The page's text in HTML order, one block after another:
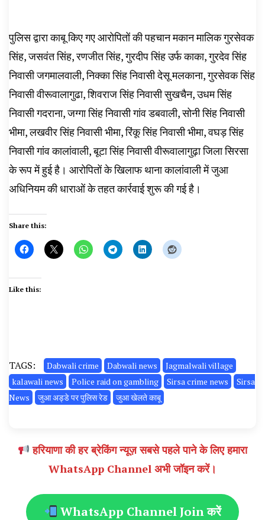
पुलिस द्वारा काबू किए गए आरोपितों की पहचान मकान मालिक गुरसेवक
सिंह, जसवंत सिंह, रणजीत सिंह, गुरदीप सिंह उर्फ काका, गुरदेव सिंह
निवासी जगमालवाली, निक्का सिंह निवासी देसू मलकाना, गुरसेवक सिंह
निवासी वीरूवालागुढा, शिवराज सिंह निवासी सुखचैन, उधम सिंह
निवासी गदराना, जग्गा सिंह निवासी गांव डबवाली, सोनी सिंह निवासी
भीमा, लखवीर सिंह निवासी भीमा, रिंकू सिंह निवासी भीमा, वघड़ सिंह
निवासी गांव कालांवाली, बूटा सिंह निवासी वीरूवालागुढ़ा जिला सिरसा
के रूप में हुई है। आरोपितों के खिलाफ थाना कालांवाली में जुआ
अधिनियम की धाराओं के तहत कार्रवाई शुरू की गई है।
Share this:
Like this:
TAGS: Dabwali crime Dabwali news
Jagmalwali village
kalawali news
Police raid on gambling Sirsa crime news
Sirsa
News
जुआ अड्डे पर पुलिस रेड जुआ खेलते काबू
हरियाणा की हर ब्रेकिंग न्यूज़ सबसे पहले पाने के लिए हमारा
WhatsApp Channel अभी जॉइन करें।
WhatsApp Channel Join करें